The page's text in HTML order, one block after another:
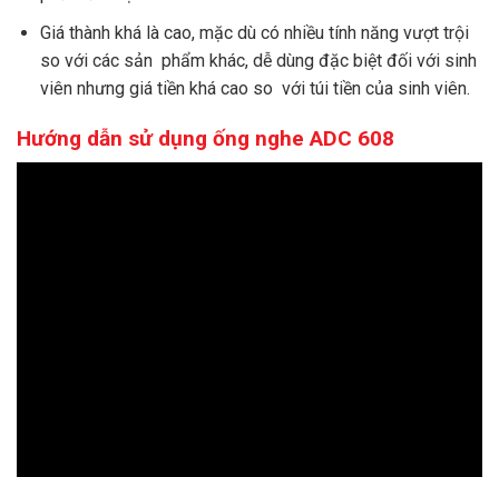
Giá thành khá là cao, mặc dù có nhiều tính năng vượt trội
so với các sản phẩm khác, dễ dùng đặc biệt đối với sinh
viên nhưng giá tiền khá cao so với túi tiền của sinh viên.
Hướng dẫn sử dụng ống nghe ADC 608